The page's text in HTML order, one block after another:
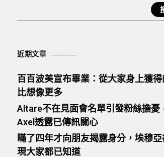
近期文章
百百波美宣布畢業：從大家身上獲得
比想像更多
Altare不在見面會名單引發粉絲擔憂
Axel透露已傳訊關心
瞞了四年才向朋友揭露身分，埃穆
現大家都已知道